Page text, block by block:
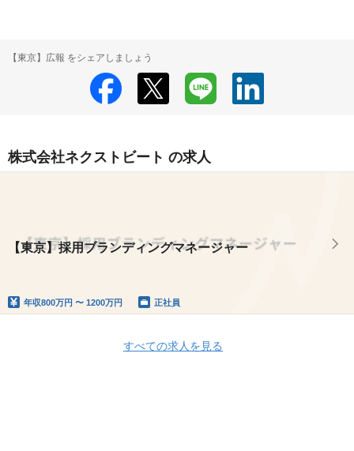
【東京】広報 をシェアしましょう
株式会社ネクストビート の求人
【東京】採用ブランディングマネージャー
年収800万円 〜 1200万円 正社員
すべての求人を見る